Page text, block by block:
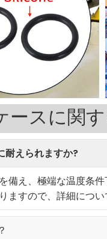
ースに関
耐えられますか?
備え、極端な温度条
すので、詳細につい